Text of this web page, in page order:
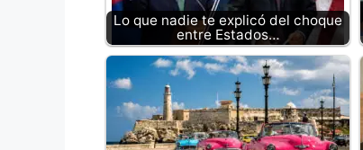
Lo que nadie te explicó del choque
entre Estados…